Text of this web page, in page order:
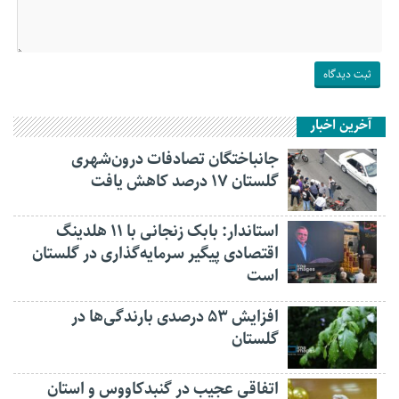
آخرین اخبار
جانباختگان تصادفات درون‌شهری
گلستان ۱۷ درصد کاهش یافت
استاندار: بابک زنجانی با ۱۱ هلدینگ
اقتصادی پیگیر سرمایه‌گذاری در گلستان
است
افزایش ۵۳ درصدی بارندگی‌ها در
گلستان
اتفاقی عجیب در‌ گنبدکاووس و استان